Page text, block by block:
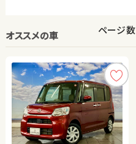
オススメの車 ページ数